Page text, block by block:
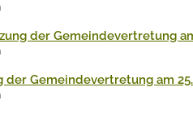
der Gemeindevertretung
der Gemeindevertretung am